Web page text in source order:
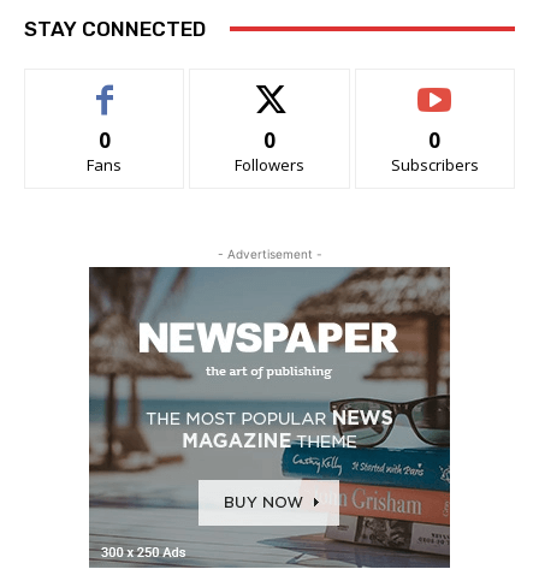
STAY CONNECTED
0
Fans
0
Followers
0
Subscribers
- Advertisement -